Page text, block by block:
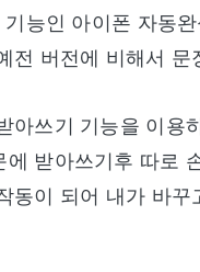
능인 아이폰 자동
전 버전에 비해서 문
아쓰기 기능을 이용
받아쓰기후 따로
동이 되어 내가 바